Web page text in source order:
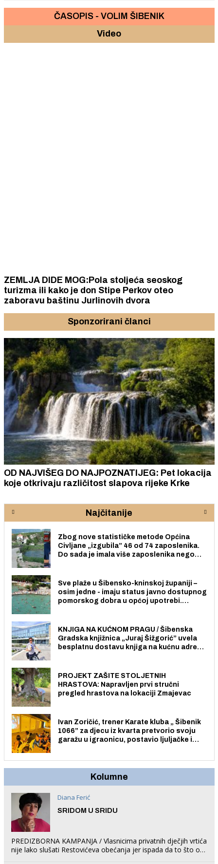
ČASOPIS - VOLIM ŠIBENIK
Video
ZEMLJA DIDE MOG:Pola stoljeća seoskog
turizma ili kako je don Stipe Perkov oteo
zaboravu baštinu Jurlinovih dvora
Sponzorirani članci
OD NAJVIŠEG DO NAJPOZNATIJEG: Pet lokacija
koje otkrivaju različitost slapova rijeke Krke
Najčitanije
Zbog nove statističke metode Općina
Civljane „izgubila” 46 od 74 zaposlenika.
Do sada je imala više zaposlenika nego
Sve plaže u Šibensko-kninskoj županiji –
osim jedne - imaju status javno dostupnog
pomorskog dobra u općoj upotrebi.
KNJIGA NA KUĆNOM PRAGU / Šibenska
Gradska knjižnica „Juraj Šižgorić” uvela
besplatnu dostavu knjiga na kućnu adresu
PROJEKT ZAŠITE STOLJETNIH
HRASTOVA: Napravljen prvi stručni
pregled hrastova na lokaciji Zmajevac
Ivan Zoričić, trener Karate kluba „ Šibenik
1066” za djecu iz kvarta pretvorio svoju
garažu u igraonicu, postavio ljuljačke i
Kolumne
Diana Ferić
SRIDOM U SRIDU
PREDIZBORNA KAMPANJA / Vlasnicima privatnih dječjih vrtića
nije lako slušati Restovićeva obećanja jer ispada da to što oni